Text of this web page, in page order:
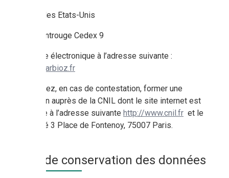
12 Place des Etats-Unis
92127 Montrouge Cedex 9
Ou par voie électronique à l’adresse suivante :
contact@carbioz.fr
Vous pouvez, en cas de contestation, former une
réclamation auprès de la CNIL dont le site internet est
accessible à l’adresse suivante http://www.cnil.fr et le
siège situé 3 Place de Fontenoy, 75007 Paris.
Durée de conservation des données